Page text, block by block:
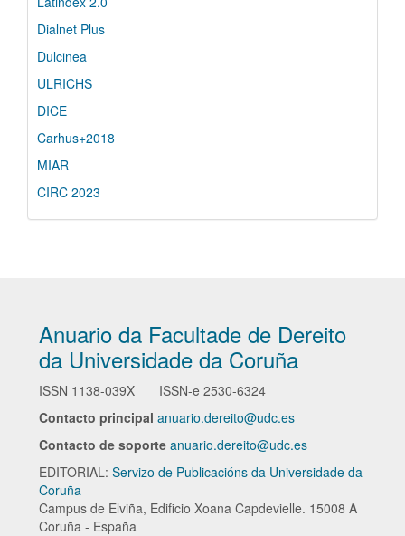
Dialnet Plus
Dulcinea
ULRICHS
DICE
Carhus+2018
MIAR
CIRC 2023
Anuario da Facultade de Dereito
da Universidade da Coruña
ISSN 1138-039X ISSN-e 2530-6324
Contacto principal anuario.dereito@udc.es
Contacto de soporte anuario.dereito@udc.es
EDITORIAL: Servizo de Publicacións da Universidade da
Coruña
Campus de Elviña, Edificio Xoana Capdevielle. 15008 A
Coruña - España